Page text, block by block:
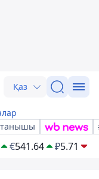
Қаз
€541.64 ₽5.71